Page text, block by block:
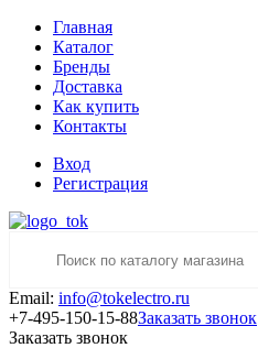
Главная
Каталог
Бренды
Доставка
Как купить
Контакты
Вход
Регистрация
Email: info@tokelectro.ru
+7-495-150-15-88Заказать звонок
Заказать звонок